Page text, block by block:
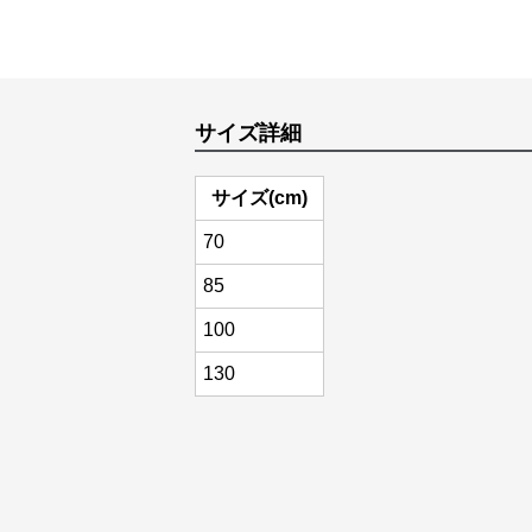
サイズ詳細
サイズ(cm)
70
85
100
130